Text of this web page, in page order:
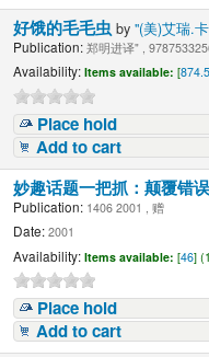
好饿的毛毛虫by"(美)艾瑞.
Publication: 郑明进译" ,
Availability: Items available: [
Place hold
Add to cart
妙趣话题一把抓：颠覆错
Publication: 1406 2001 , 赠
Date: 2001
Availability: Items available: [46]
Place hold
Add to cart